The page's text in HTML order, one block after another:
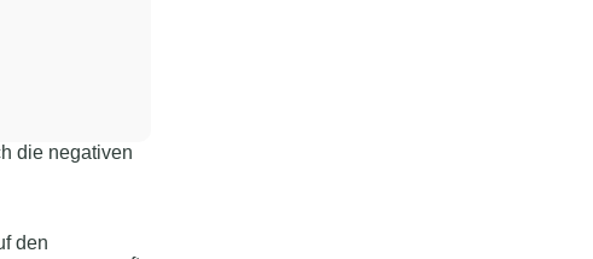
die negativen
den